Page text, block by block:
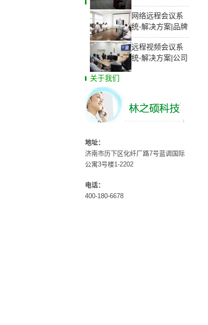
网络远程会议系
统-解决方案|品牌
远程视频会议系
统-解决方案|公司
关于我们
地址：
济南市历下区化纤厂路7号蓝调国际
公寓3号楼1-2202
电话：
400-180-6678